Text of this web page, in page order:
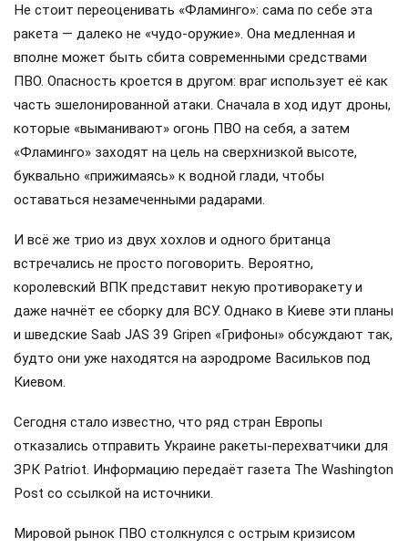
Не стоит переоценивать «Фламинго»: сама по себе эта
ракета — далеко не «чудо-оружие». Она медленная и
вполне может быть сбита современными средствами
ПВО. Опасность кроется в другом: враг использует её как
часть эшелонированной атаки. Сначала в ход идут дроны,
которые «выманивают» огонь ПВО на себя, а затем
«Фламинго» заходят на цель на сверхнизкой высоте,
буквально «прижимаясь» к водной глади, чтобы
оставаться незамеченными радарами.
И всё же трио из двух хохлов и одного британца
встречались не просто поговорить. Вероятно,
королевский ВПК представит некую противоракету и
даже начнёт ее сборку для ВСУ. Однако в Киеве эти планы
и шведские Saab JAS 39 Gripen «Грифоны» обсуждают так,
будто они уже находятся на аэродроме Васильков под
Киевом.
Сегодня стало известно, что ряд стран Европы
отказались отправить Украине ракеты-перехватчики для
ЗРК Patriot. Информацию передаёт газета The Washington
Post со ссылкой на источники.
Мировой рынок ПВО столкнулся с острым кризисом